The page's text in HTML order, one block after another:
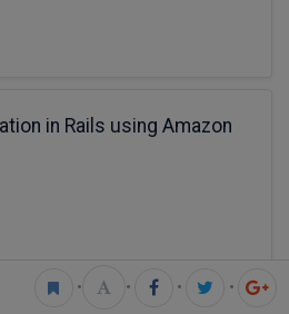
in Rails using Amazon
• • • •